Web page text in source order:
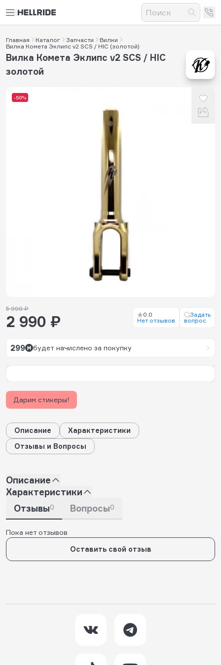
Главная Каталог Запчасти
Вилки
Вилка Комета Эклипс v2 SCS / HIC (золотой)
-50%
Вилка Комета Эклипс v2 SCS / HIC
золотой
5 990 ₽
2 990 ₽
0.0
Нет отзывов
Задать
вопрос
299 будет начислено за покупку
Дарим стикеры!
Описание
Характеристики
Отзывы и Вопросы
Описание
Характеристики
Отзывы0 Вопросы0
Пока нет отзывов
Оставить свой отзыв